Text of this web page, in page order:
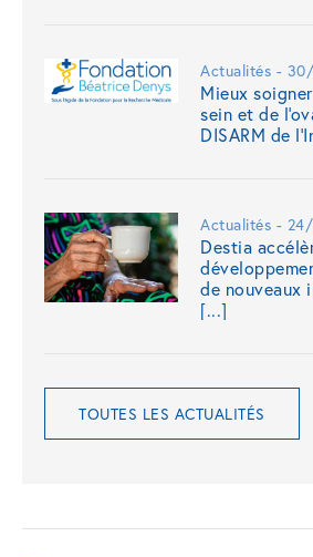
Actualités -
Mieux
sein et de
DISARM de
Actualités -
Destia
de nouveaux
[...]
TOUTES LES ACTUALITÉS